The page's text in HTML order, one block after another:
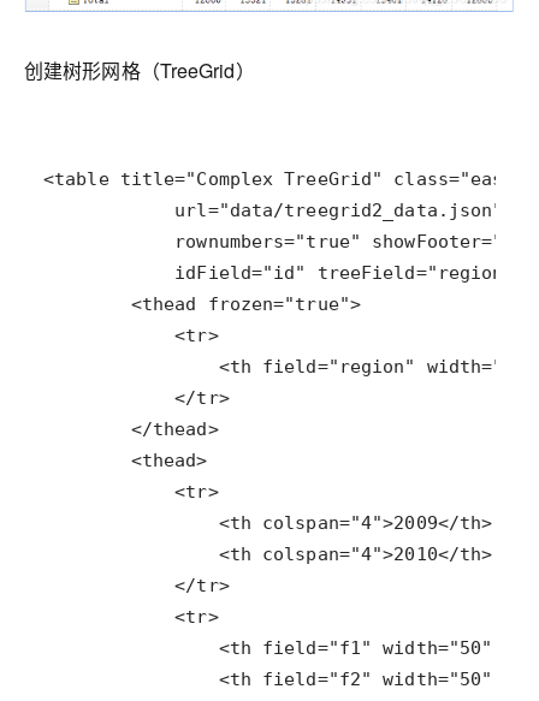
创建树形网格（TreeGrid）
            <tr>
            </tr>
        </thead>
            <tr>
            </tr>
            <tr>